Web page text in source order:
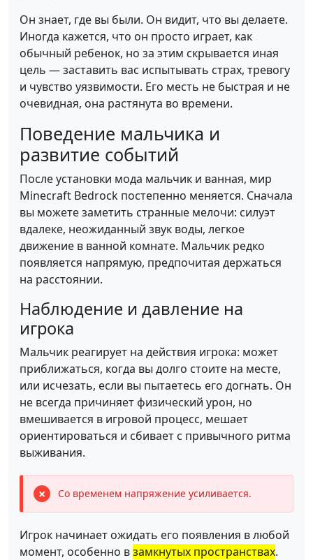
Он знает, где вы были. Он видит, что вы делаете.
Иногда кажется, что он просто играет, как
обычный ребенок, но за этим скрывается иная
цель — заставить вас испытывать страх, тревогу
и чувство уязвимости. Его месть не быстрая и не
очевидная, она растянута во времени.
Поведение мальчика и
развитие событий
После установки мода мальчик и ванная, мир
Minecraft Bedrock постепенно меняется. Сначала
вы можете заметить странные мелочи: силуэт
вдалеке, неожиданный звук воды, легкое
движение в ванной комнате. Мальчик редко
появляется напрямую, предпочитая держаться
на расстоянии.
Наблюдение и давление на
игрока
Мальчик реагирует на действия игрока: может
приближаться, когда вы долго стоите на месте,
или исчезать, если вы пытаетесь его догнать. Он
не всегда причиняет физический урон, но
вмешивается в игровой процесс, мешает
ориентироваться и сбивает с привычного ритма
выживания.
Со временем напряжение усиливается.
Игрок начинает ожидать его появления в любой
момент, особенно взамкнутых пространствах.